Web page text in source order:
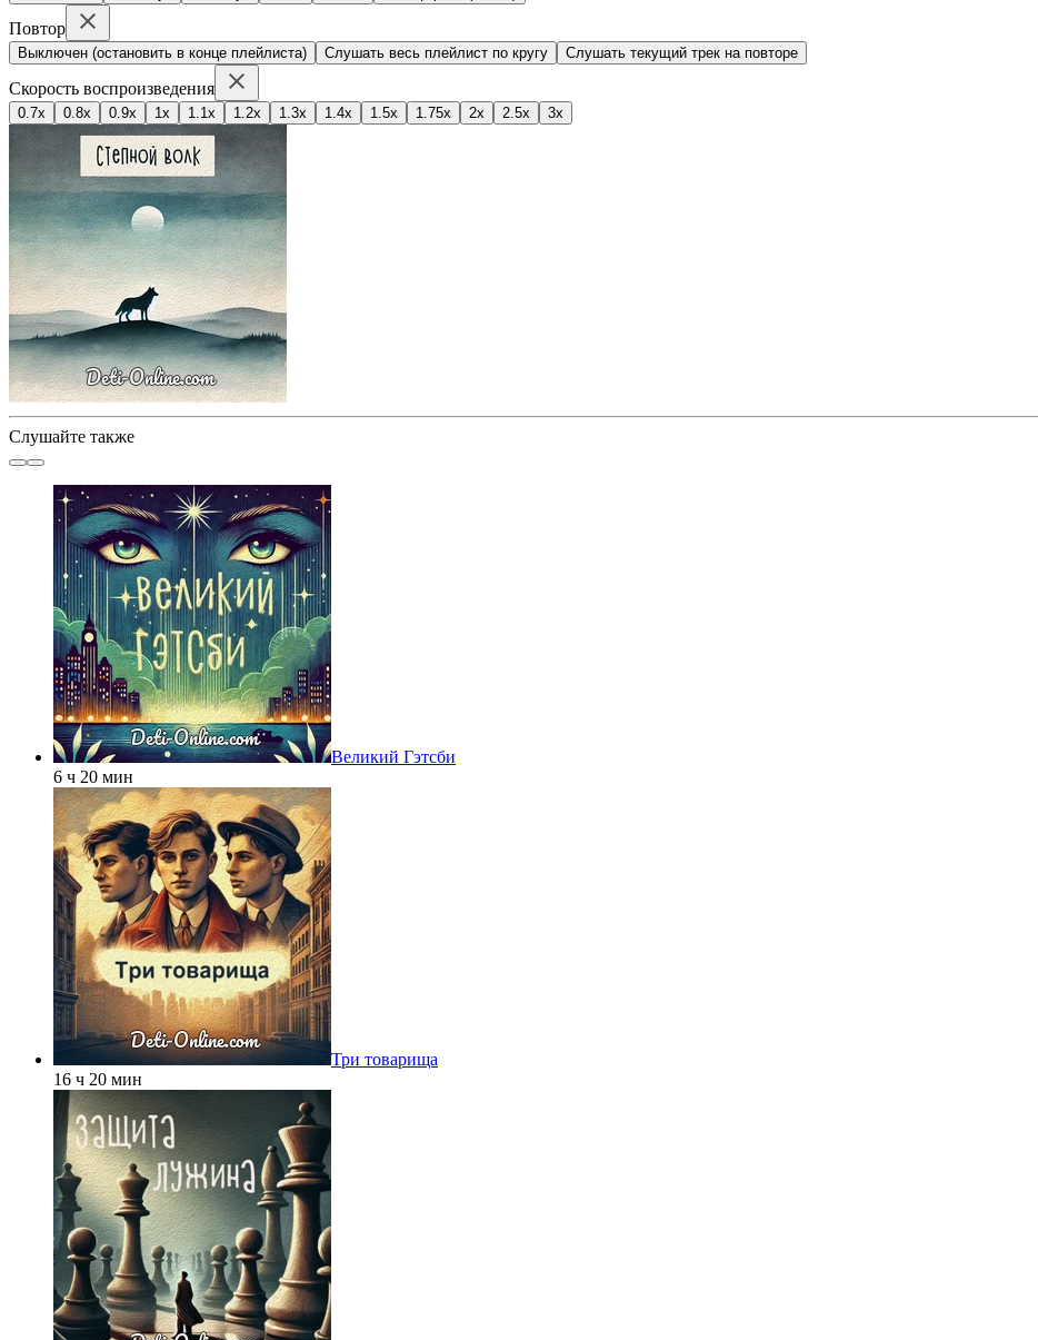
Повтор
Выключен (остановить в конце плейлиста) Слушать весь плейлист по кругу Слушать текущий трек на повторе
Скорость воспроизведения
0.7x 0.8x 0.9x 1x 1.1x 1.2x 1.3x 1.4x 1.5x 1.75x 2x 2.5x 3x
Слушайте также
Великий Гэтсби
6 ч 20 мин
Три товарища
16 ч 20 мин